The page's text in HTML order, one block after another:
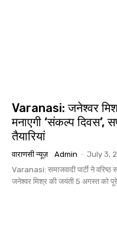
Varanasi: जनेश्वर
मनाएगी ‘संकल्प दिवस’,
तैयारियां
वाराणसी न्यूज़ Admin - July 3,
Varanasi: समाजवादी पार्टी ने वरिष्ठ
जनेश्वर मिश्र की जयंती 5 अगस्त को पूरे